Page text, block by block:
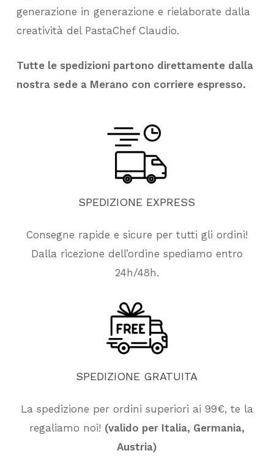
Nessun prodotto nel carrello.
Vai Al Negozio
generazione in generazione e rielaborate dalla
creatività del PastaChef Claudio.
Tutte le spedizioni partono direttamente dalla
nostra sede a Merano con corriere espresso.
SPEDIZIONE EXPRESS
Consegne rapide e sicure per tutti gli ordini!
Dalla ricezione dell’ordine spediamo entro
24h/48h.
SPEDIZIONE GRATUITA
La spedizione per ordini superiori ai 99€, te la
regaliamo noi! (valido per Italia, Germania,
Austria)